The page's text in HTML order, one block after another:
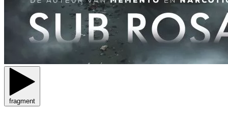
fragment